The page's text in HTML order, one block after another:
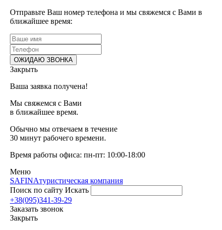
Отправьте Ваш номер телефона и мы свяжемся с Вами в
ближайшее время:
Закрыть
Ваша заявка получена!
Мы свяжемся с Вами
в ближайшее время.
Обычно мы отвечаем в течение
30 минут рабочего времени.
Время работы офиса: пн-пт: 10:00-18:00
Меню
SAFINAтуристическая компания
Поиск по сайту Искать
+38(095)341-39-29
Заказать звонок
Закрыть